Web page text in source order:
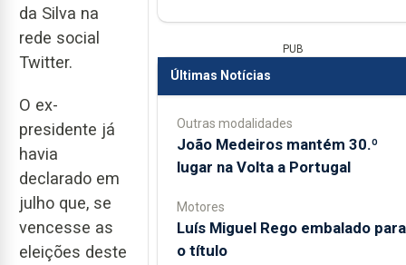
da Silva na
rede social
Twitter.
O ex-
presidente já
havia
declarado em
julho que, se
vencesse as
eleições deste
PUB
Últimas Notícias
Outras modalidades
João Medeiros mantém 30.º
lugar na Volta a Portugal
Motores
Luís Miguel Rego embalado para
o título